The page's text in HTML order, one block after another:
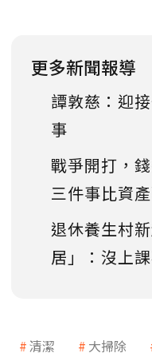
更多新聞報導
譚敦慈：迎
事
戰爭開打，
三件事比資
退休養生村
居」：沒上
清潔 大掃除